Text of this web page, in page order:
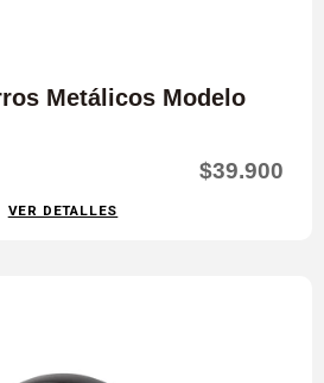
Metálicos Modelo
$39.900
VER DETALLES